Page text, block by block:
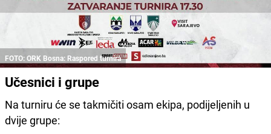
FOTO: ORK Bosna: Raspored turnira
Učesnici i grupe
Na turniru će se takmičiti osam ekipa, podijeljenih u
dvije grupe: